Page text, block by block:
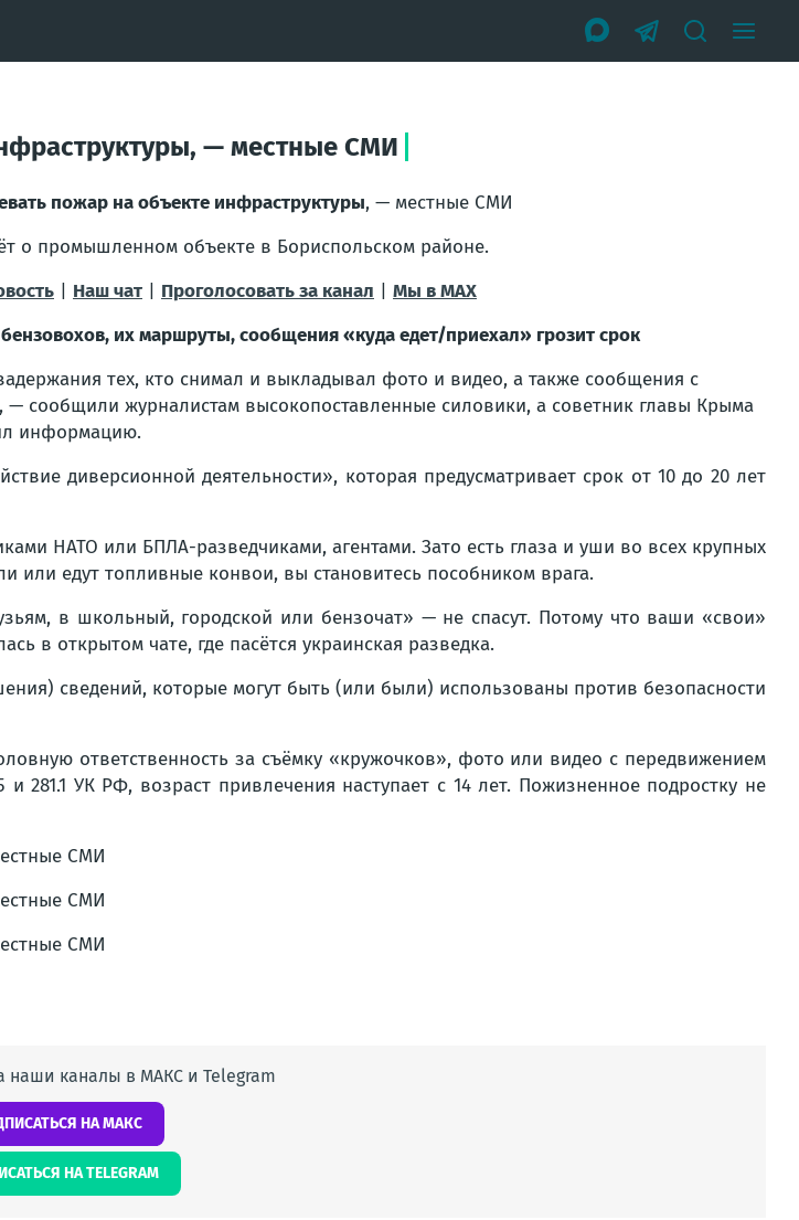
— местные СМИ
пожар на объекте инфраструктуры, — местные СМИ
о промышленном объекте в Бориспольском районе.
Наш чат Проголосовать за канал
Мы в МАХ
их маршруты, сообщения «куда едет/приехал» грозит срок
тех, кто снимал и выкладывал фото и видео, а также сообщения с
сообщили журналистам высокопоставленные силовики, а советник главы Крыма
информацию.
диверсионной деятельности», которая предусматривает срок от 10 до 20 лет
НАТО или БПЛА-разведчиками, агентами. Зато есть глаза и уши во всех крупных
или едут топливные конвои, вы становитесь пособником врага.
в школьный, городской или бензочат» — не спасут. Потому что ваши «свои»
в открытом чате, где пасётся украинская разведка.
сведений, которые могут быть (или были) использованы против безопасности
ответственность за съёмку «кружочков», фото или видео с передвижением
281.1 УК РФ, возраст привлечения наступает с 14 лет. Пожизненное подростку не
наши каналы в МАКС и Telegram
НА МАКС
НА TELEGRAM